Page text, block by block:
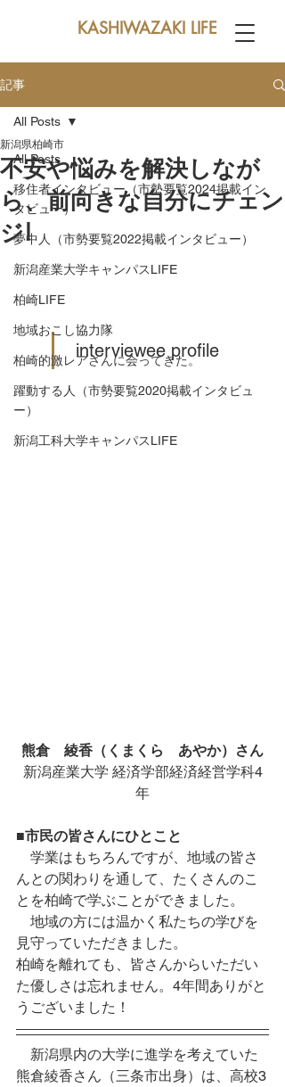
KASHIWAZAKI LIFE
記事
All Posts
移住者インタビュー（市勢要覧2024掲載イン
タビュー）
夢中人（市勢要覧2022掲載インタビュー）
新潟産業大学キャンパスLIFE
柏崎LIFE
地域おこし協力隊
柏崎的激レアさんに会ってきた。
躍動する人（市勢要覧2020掲載インタビュ
ー）
新潟工科大学キャンパスLIFE
All Posts
不安や悩みを解決しなが
ら、前向きな自分にチェン
ジ!
新潟県柏崎市
interviewee profile
熊倉　綾香（くまくら　あやか）さん
新潟産業大学 経済学部経済経営学科4
年
■市民の皆さんにひとこと
学業はもちろんですが、地域の皆さ
んとの関わりを通して、たくさんのこ
とを柏崎で学ぶことができました。
地域の方には温かく私たちの学びを
見守っていただきました。
柏崎を離れても、皆さんからいただい
た優しさは忘れません。4年間ありがと
うございました！
新潟県内の大学に進学を考えていた
熊倉綾香さん（三条市出身）は、高校3